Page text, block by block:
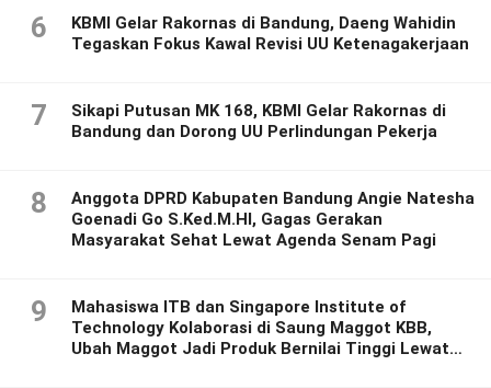
6
KBMI Gelar Rakornas di Bandung, Daeng Wahidin
Tegaskan Fokus Kawal Revisi UU Ketenagakerjaan
7
Sikapi Putusan MK 168, KBMI Gelar Rakornas di
Bandung dan Dorong UU Perlindungan Pekerja
8
Anggota DPRD Kabupaten Bandung Angie Natesha
Goenadi Go S.Ked.M.HI, Gagas Gerakan
Masyarakat Sehat Lewat Agenda Senam Pagi
9
Mahasiswa ITB dan Singapore Institute of
Technology Kolaborasi di Saung Maggot KBB,
Ubah Maggot Jadi Produk Bernilai Tinggi Lewat